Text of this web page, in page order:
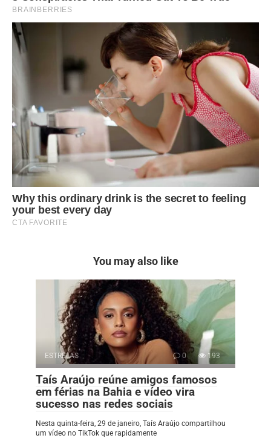
You may also like
ESTRELAS 0 193
Taís Araújo reúne amigos famosos
em férias na Bahia e vídeo vira
sucesso nas redes sociais
Nesta quinta-feira, 29 de janeiro, Taís Araújo compartilhou
um vídeo no TikTok que rapidamente